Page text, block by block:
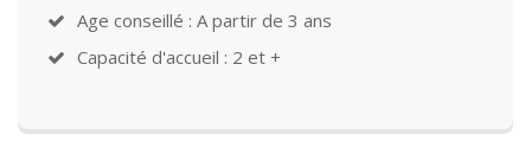
Age conseillé : A partir de 3 ans
Capacité d'accueil : 2 et +